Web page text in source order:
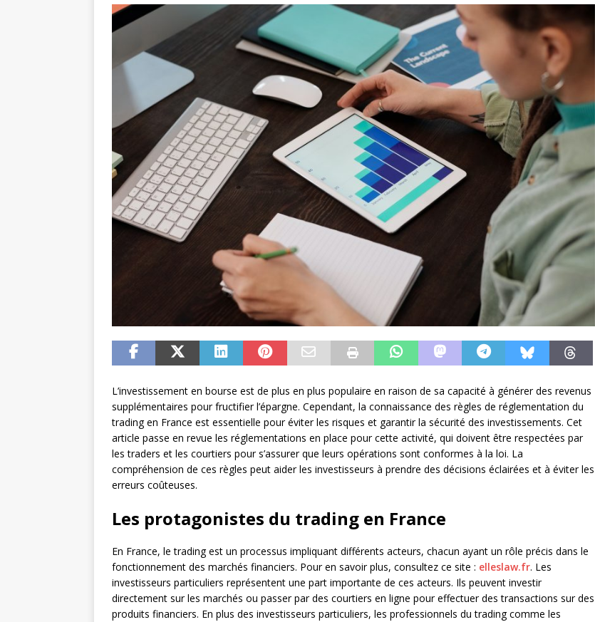
L’investissement en bourse est de plus en plus populaire en raison de sa capacité à générer des revenus
supplémentaires pour fructifier l’épargne. Cependant, la connaissance des règles de réglementation du
trading en France est essentielle pour éviter les risques et garantir la sécurité des investissements. Cet
article passe en revue les réglementations en place pour cette activité, qui doivent être respectées par
les traders et les courtiers pour s’assurer que leurs opérations sont conformes à la loi. La
compréhension de ces règles peut aider les investisseurs à prendre des décisions éclairées et à éviter les
erreurs coûteuses.
Les protagonistes du trading en France
En France, le trading est un processus impliquant différents acteurs, chacun ayant un rôle précis dans le
fonctionnement des marchés financiers. Pour en savoir plus, consultez ce site : elleslaw.fr. Les
investisseurs particuliers représentent une part importante de ces acteurs. Ils peuvent investir
directement sur les marchés ou passer par des courtiers en ligne pour effectuer des transactions sur des
produits financiers. En plus des investisseurs particuliers, les professionnels du trading comme les